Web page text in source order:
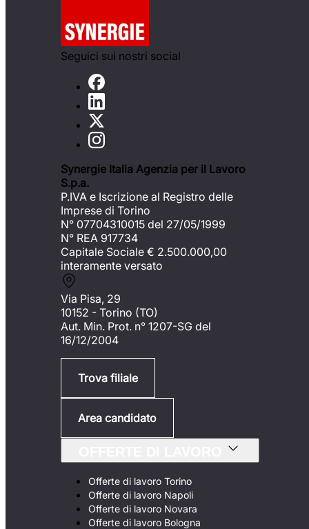
Seguici sui nostri social
Synergie Italia Agenzia per il Lavoro
S.p.a.
P.IVA e Iscrizione al Registro delle
Imprese di Torino
N° 07704310015 del 27/05/1999
N° REA 917734
Capitale Sociale € 2.500.000,00
interamente versato
Via Pisa, 29
10152 - Torino (TO)
Aut. Min. Prot. n° 1207-SG del
16/12/2004
Trova filiale
Area candidato
Offerte di lavoro Torino
Offerte di lavoro Napoli
Offerte di lavoro Novara
Offerte di lavoro Bologna